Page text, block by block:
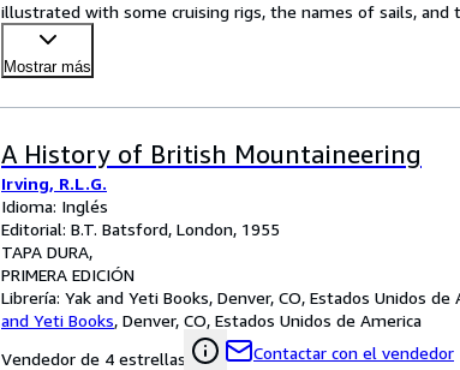
illustrated with some cruising rigs, the names of sails,
Mostrar más
A History of British Mountaineering
Irving, R.L.G.
Idioma: Inglés
Editorial: B.T. Batsford, London, 1955
TAPA DURA
PRIMERA EDICIÓN
Librería: Yak and Yeti Books, Denver, CO, Estados Unidos de
and Yeti Books, Denver, CO, Estados Unidos de America
Vendedor de 4 estrellas
Contactar con el vendedor